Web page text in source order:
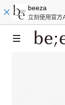
beeza
立刻使用官方